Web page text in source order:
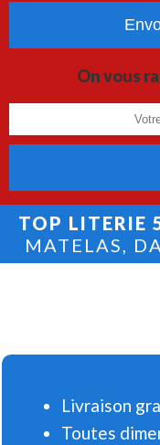
On vous
TOP LITERIE
MATELAS,
Livraison
Toutes